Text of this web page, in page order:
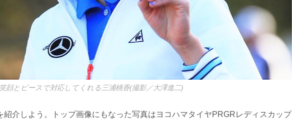
顔とピースで対応してくれる三浦桃香(撮影／大澤進二)
紹介しよう。トップ画像にもなった写真はヨコハマタイヤPRGRレディスカップ